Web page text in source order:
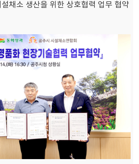
채소 생산을 위한 상호협력 업무 협약